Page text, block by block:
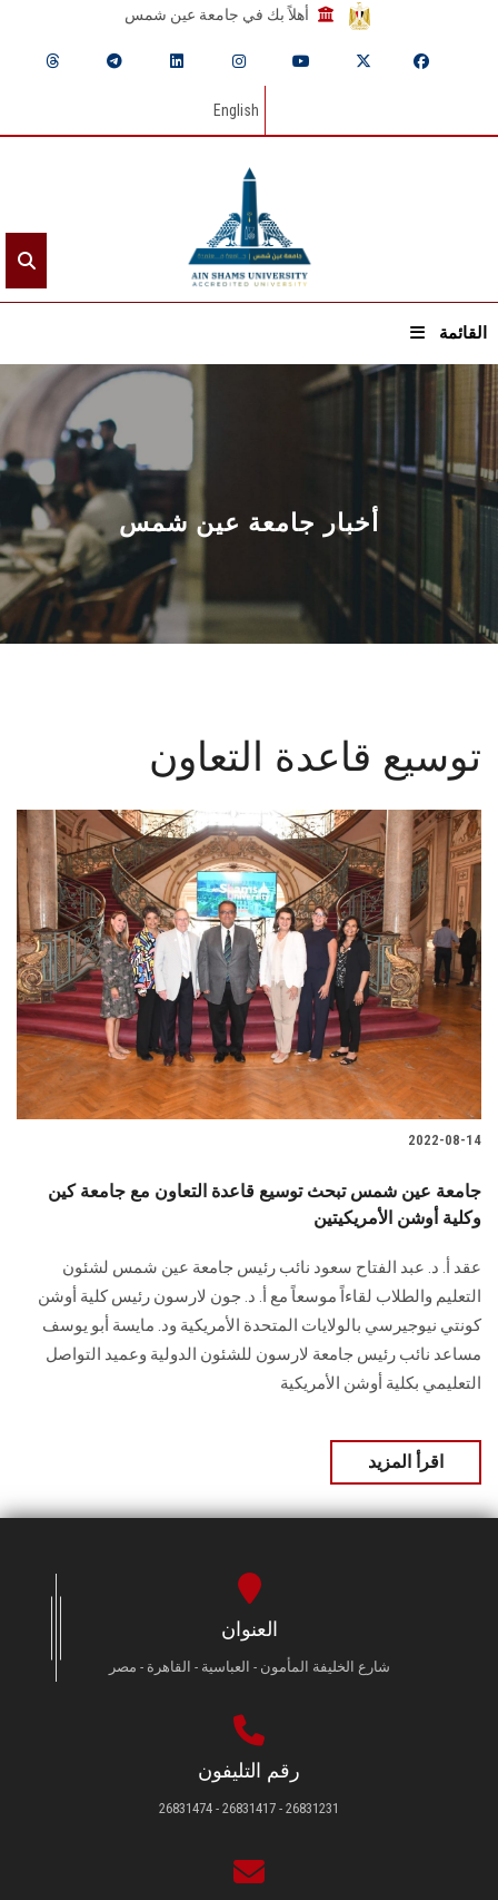
أهلاً بك في جامعة عين شمس
English
القائمة
الرئيسيـة
عن الجامعة
القطاعـات
الشئون الأكاديمية
البحث العلمي
الأنظمة الذكية
الإعلام
تواصل معنا
الطلاب
هيئة التدريس
الخريجين
الزائـرون
سجل الان
أخبار جامعة عين شمس
توسيع قاعدة التعاون
2022-08-14
جامعة عين شمس تبحث توسيع قاعدة التعاون مع جامعة كين
وكلية أوشن الأمريكيتين
عقد أ. د. عبد الفتاح سعود نائب رئيس جامعة عين شمس لشئون
التعليم والطلاب لقاءاً موسعاً مع أ. د. جون لارسون رئيس كلية أوشن
كونتي نيوجيرسي بالولايات المتحدة الأمريكية ود. مايسة أبو يوسف
مساعد نائب رئيس جامعة لارسون للشئون الدولية وعميد التواصل
التعليمي بكلية أوشن الأمريكية
اقرأ المزيد
العنوان
شارع الخليفة المأمون - العباسية - القاهرة - مصر
رقم التليفون
26831231 - 26831417 - 26831474